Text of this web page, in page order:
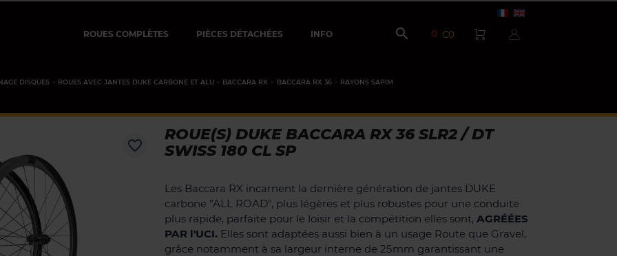
ROUES COMPLÈTES PIÈCES DÉTACHÉES INFO  0
DISQUES ROUES AVEC JANTES DUKE CARBONE ET ALU BACCARA RX BACCARA RX 36 RAYONS SAPIM
favorite_border
ROUE(S) DUKE BACCARA RX 36 SLR2 / DT
SWISS 180 CL SP
Les Baccara RX incarnent la dernière génération de jantes DUKE
carbone "ALL ROAD", plus légères et plus robustes pour une conduite
plus rapide, parfaite pour le loisir et la compétition elles sont, AGRÉÉES
PAR l'UCI. Elles sont adaptées aussi bien à un usage Route que Gravel,
grâce notamment à sa largeur interne de 25mm garantissant une